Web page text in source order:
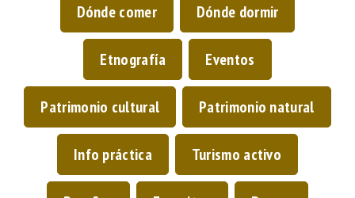
Dónde comer Dónde dormir
Etnografía Eventos
Patrimonio cultural Patrimonio natural
Info práctica Turismo activo